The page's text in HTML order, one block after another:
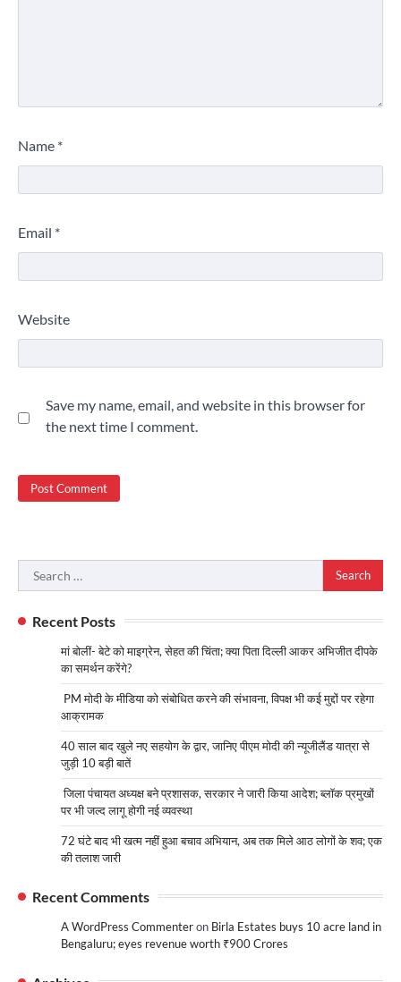
Name *
Email *
Website
Save my name, email, and website in this browser for
the next time I comment.
Search
for:
Recent Posts
मां बोलीं- बेटे को माइग्रेन, सेहत की चिंता; क्या पिता दिल्ली आकर अभिजीत दीपके
का समर्थन करेंगे?
PM मोदी के मीडिया को संबोधित करने की संभावना, विपक्ष भी कई मुद्दों पर रहेगा
आक्रामक
40 साल बाद खुले नए सहयोग के द्वार, जानिए पीएम मोदी की न्यूजीलैंड यात्रा से
जुड़ी 10 बड़ी बातें
जिला पंचायत अध्यक्ष बने प्रशासक, सरकार ने जारी किया आदेश; ब्लॉक प्रमुखों
पर भी जल्द लागू होगी नई व्यवस्था
72 घंटे बाद भी खत्म नहीं हुआ बचाव अभियान, अब तक मिले आठ लोगों के शव; एक
की तलाश जारी
Recent Comments
A WordPress Commenteron Birla Estates buys 10 acre land in
Bengaluru; eyes revenue worth ₹900 Crores